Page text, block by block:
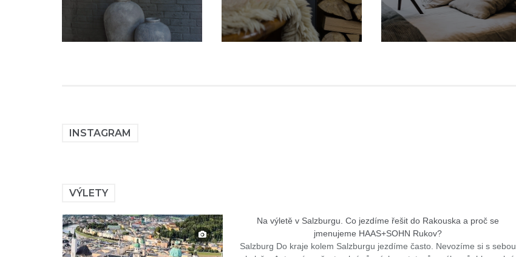
INSTAGRAM
VÝLETY
Na výletě v Salzburgu. Co jezdíme řešit do Rakouska a proč se
jmenujeme HAAS+SOHN Rukov?
Salzburg Do kraje kolem Salzburgu jezdíme často. Nevozíme si s sebou